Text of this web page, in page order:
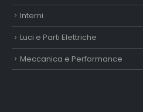
Interni
Luci e Parti Elettriche
Meccanica e Performance